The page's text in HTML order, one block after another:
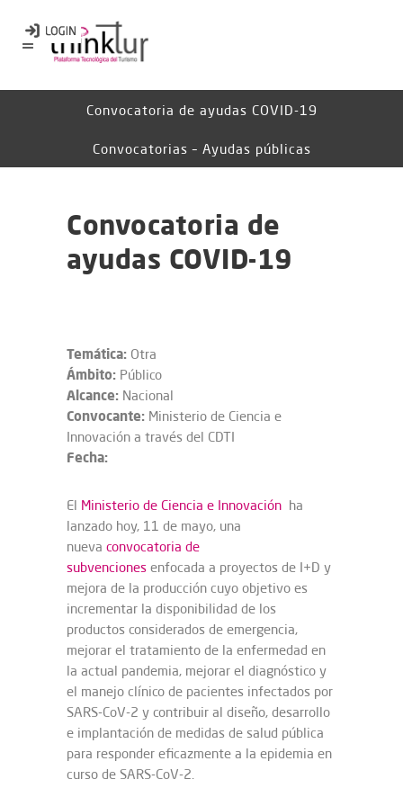
Convocatoria de ayudas COVID-19
Convocatorias – Ayudas públicas
Convocatoria de
ayudas COVID-19
Temática: Otra
Ámbito: Público
Alcance: Nacional
Convocante: Ministerio de Ciencia e
Innovación a través del CDTI
Fecha:
El Ministerio de Ciencia e Innovación ha
lanzado hoy, 11 de mayo, una
nueva convocatoria de
subvenciones enfocada a proyectos de I+D y
mejora de la producción cuyo objetivo es
incrementar la disponibilidad de los
productos considerados de emergencia,
mejorar el tratamiento de la enfermedad en
la actual pandemia, mejorar el diagnóstico y
el manejo clínico de pacientes infectados por
SARS-CoV-2 y contribuir al diseño, desarrollo
e implantación de medidas de salud pública
para responder eficazmente a la epidemia en
curso de SARS-CoV-2.